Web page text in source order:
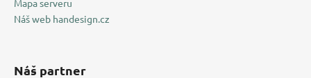
Mapa serveru
Náš web handesign.cz
Náš partner